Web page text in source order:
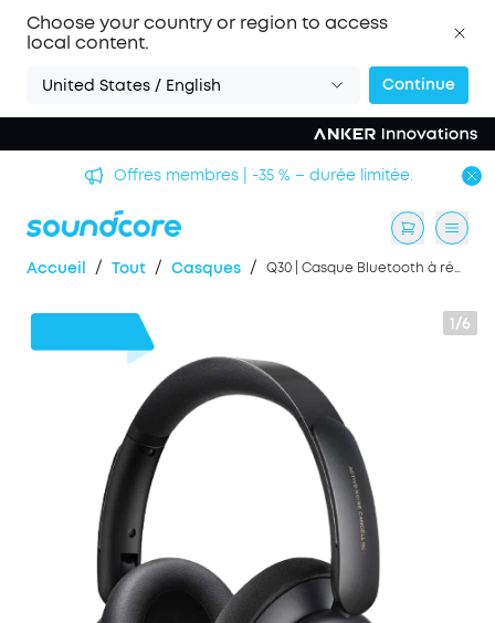
Choose your country or region to access
local content.
United States / English Continue
Offres membres | -35 % – durée limitée.
Accueil / Tout / Casques / Q30 | Casque Bluetooth à réduction de bruit
1/6